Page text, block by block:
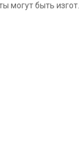
могут быть изгот...